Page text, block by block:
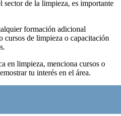
sector de la limpieza, es importante
formación adicional
cursos de limpieza o capacitación
en limpieza, menciona cursos o
tu interés en el área.